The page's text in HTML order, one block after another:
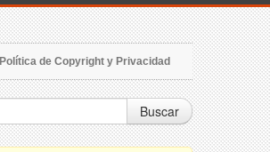
Política de Copyright y Privacidad
Buscar